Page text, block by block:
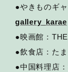
●やきものギ
gallery_karae
●映画館：
●飲食店：た
●中国料理店